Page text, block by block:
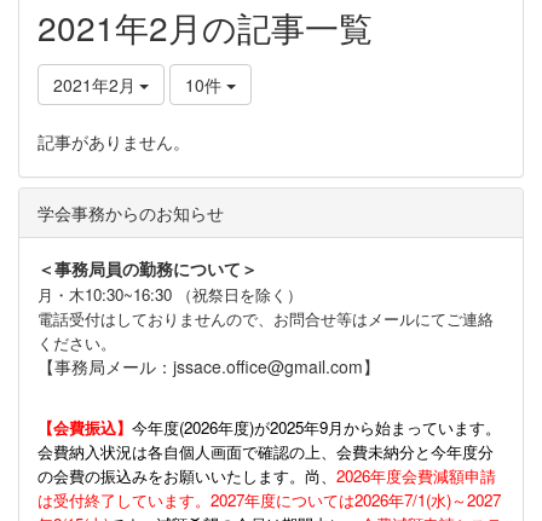
2021年2月の記事一覧
2021年2月 10件
記事がありません。
学会事務からのお知らせ
＜事務局員の勤務について＞
月・木10:30~16:30 （祝祭日を除く）
電話受付はしておりませんので、お問合せ等はメールにてご連絡
ください。
【事務局メール：jssace.office@gmail.com】
【会費振込】 今年度(2026年度)が2025年9月から始まっています。
会費納入状況は各自個人画面で確認の上、会費未納分と今年度分
の会費の振込みをお願いいたします。尚、 2026年度会費減額申請
は受付終了しています。2027年度については2026年7/1(水)～2027